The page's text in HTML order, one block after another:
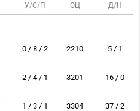
У/С/П ОЦ Д/Н
0 / 8 / 2 2210 5 / 1
2 / 4 / 1 3201 16 / 0
1 / 3 / 1 3304 37 / 2